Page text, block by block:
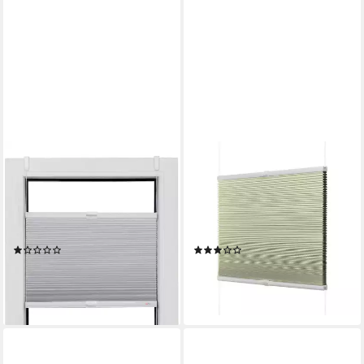
SUNLINES
Wabenplissee Budget Wabe
Verdunklung, abdunkelnd,
ohne Bohren, verspannt,
Klemmfix, Klemmfix, glatt
(1)
ab 49,99 €
lieferbar - in 6-8 Werktagen bei dir
Plissee Plissee ohne Bohren
Wabenplissee Faltrollo inkl.
Premium Klebeträger,
abdunkelnd
(4)
ab 34,99 €
lieferbar - in 2-3 Werktagen bei dir